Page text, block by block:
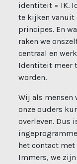
identiteit = IK.
te kijken vanuit
principes. En
raken we
centraal en
Identiteit meer
worden.
Wij als mensen
onze ouders
overleven. Dus
het contact
Immers, we